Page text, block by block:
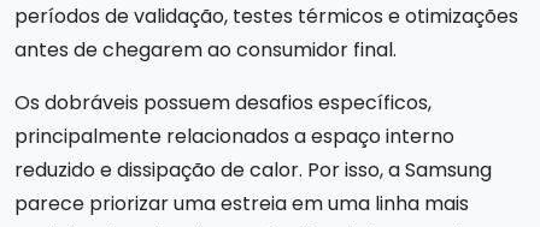
períodos de validação, testes térmicos e otimizações
antes de chegarem ao consumidor final.
Os dobráveis possuem desafios específicos,
principalmente relacionados a espaço interno
reduzido e dissipação de calor. Por isso, a Samsung
parece priorizar uma estreia em uma linha mais